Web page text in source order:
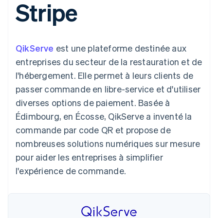
Moyens de
paiement
Accès à plus
Terminal
personne
Authorization
Boost
Acceptation
optimisée
Paiements
accélérés
Connections
Comptes
associés
personnalisés
Data Pipeline
Synchronisation
des données
Product roadmap
l’application
Marketplaces
Gestion financière
Par secteur
Entreprises d'IA
Économie des
créateurs
Jeux
Hôtellerie, voyages et
loisirs
Assurance
Médias et
divertissements
entreprises
Secteur public
Gérer des
abonnements
Proposer une
bancaires adossées à
des stablecoins
Fournir et gérer des
services avec des
agents
Ressources
Intégrations
d'applications
Exemples de code
Blog des développeurs
Entreprise
annuelle
Carrières
Communiqués de
presse
Stripe Press
Contact
Contacter notre équipe
Devenir partenaire
Stripe
QikServe est une plateforme destinée aux
entreprises du secteur de la restauration et de
l'hébergement. Elle permet à leurs clients de
passer commande en libre-service et d'utiliser
diverses options de paiement. Basée à
Édimbourg, en Écosse, QikServe a inventé la
commande par code QR et propose de
nombreuses solutions numériques sur mesure
pour aider les entreprises à simplifier
l'expérience de commande.